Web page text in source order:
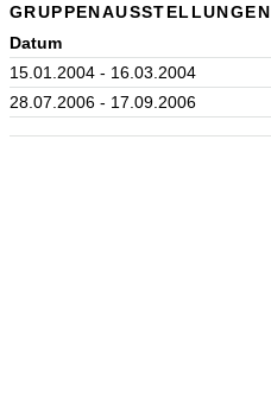
GRUPPENAUSSTELLUNGEN
Datum
15.01.2004 - 16.03.2004
28.07.2006 - 17.09.2006